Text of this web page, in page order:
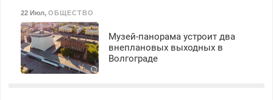
22 Июл, ОБЩЕСТВО
Музей-панорама устроит два
внеплановых выходных в
Волгограде